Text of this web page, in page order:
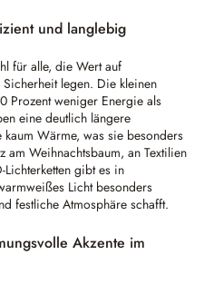
und langlebig
für alle, die Wert auf
legen. Die kleinen
Prozent weniger Energie als
eine deutlich längere
kaum Wärme, was sie besonders
Weihnachtsbaum, an Textilien
gibt es in
Licht besonders
festliche Atmosphäre schafft.
Akzente im